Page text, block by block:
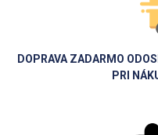
DOPRAVA ZADARMO
PRI